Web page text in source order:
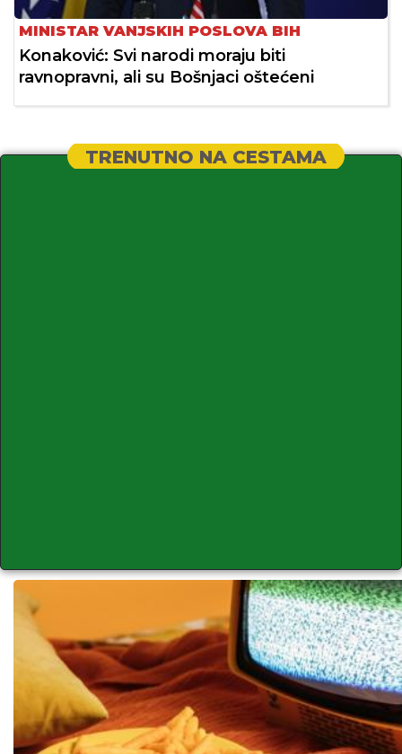
MINISTAR VANJSKIH POSLOVA BIH
Konaković: Svi narodi moraju biti
ravnopravni, ali su Bošnjaci oštećeni
TRENUTNO NA CESTAMA